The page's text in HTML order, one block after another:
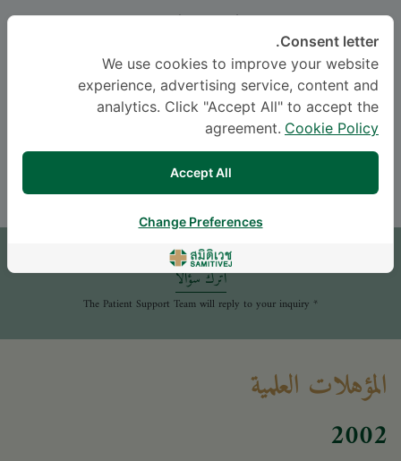
Specialties: Pediatrics
-
Pediatric Gastroenterology and Hepatology,
Pediatrics
اللغة
موعد
اترك سؤالاً
* The Patient Support Team will reply to your inquiry
المؤهلات العلمية
2002
Consent letter.
We use cookies to improve your website
experience, advertising service, content and
analytics. Click "Accept All" to accept the
agreement. Cookie Policy
Accept All
Change Preferences